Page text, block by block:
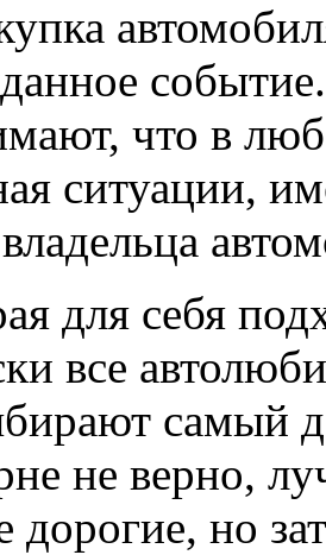
что в
ситуации,
для себя
все
самый
не верно,
дорогие, но